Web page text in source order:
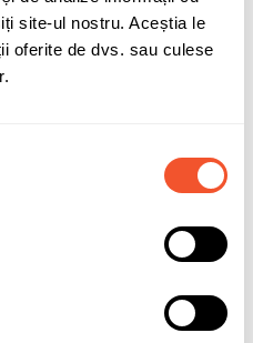
site-ul nostru. Aceștia le
oferite de dvs. sau culese
a datelor cu